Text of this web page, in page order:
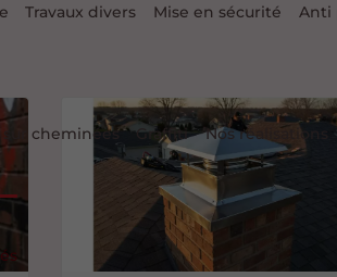
Travaux divers Mise en sécurité Anti
sur cheminées Graffiti Nos réalisations